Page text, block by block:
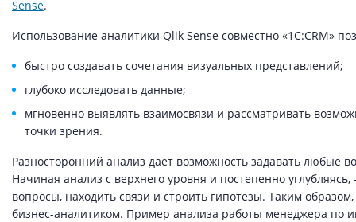
Sense.
Использование аналитики Qlik Sense совместно «1С:CRM»
быстро создавать сочетания визуальных представлений;
глубоко исследовать данные;
мгновенно выявлять взаимосвязи и рассматривать
точки зрения.
Разносторонний анализ дает возможность задавать любые
Начиная анализ с верхнего уровня и постепенно
вопросы, находить связи и строить гипотезы. Таким
бизнес-аналитиком. Пример анализа работы менеджера по